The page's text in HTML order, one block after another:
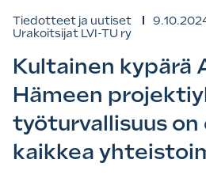
Tiedotteet ja uutiset
Urakoitsijat LVI-TU ry
Kultainen kypärä
Hämeen
työturvallisuus on
kaikkea